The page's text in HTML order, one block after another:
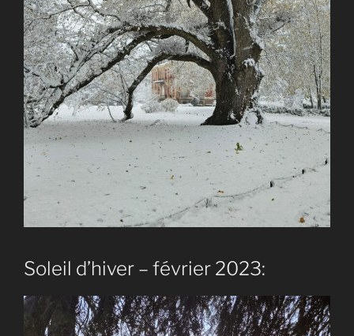
Soleil d’hiver – février 2023: